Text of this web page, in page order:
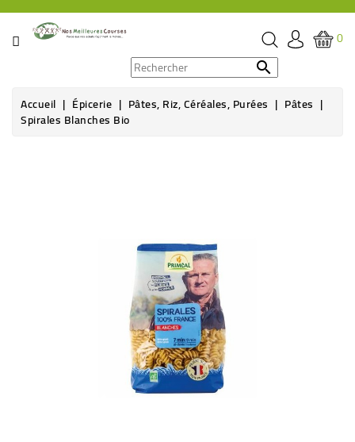
CATÉGORIE
ÉPICERIE
0

Accueil Épicerie Pâtes, Riz, Céréales, Purées Pâtes
Spirales Blanches Bio